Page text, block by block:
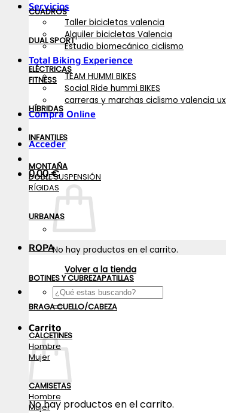
Servicios
Taller bicicletas valencia
Alquiler bicicletas Valencia
Estudio biomecánico ciclismo
Total Biking Experience
TEAM HUMMI BIKES
Social Ride hummi BIKES
carreras y marchas ciclismo valencia ux
Compra Online
Acceder
0,00€
No hay productos en el carrito.
Volver a la tienda
Buscar
por:
Carrito
No hay productos en el carrito.
CUADROS
DUAL SPORT
ELÉCTRICAS
FITNESS
HÍBRIDAS
INFANTILES
MONTAÑA
DOBLE SUSPENSIÓN
RÍGIDAS
URBANAS
ROPA
BOTINES Y CUBREZAPATILLAS
BRAGA CUELLO/CABEZA
CALCETINES
Hombre
Mujer
CAMISETAS
Hombre
Mujer